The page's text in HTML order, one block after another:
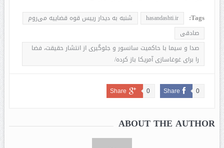
Tags:
hasandashti.ir
شنبه به دیدار رییس‌ قوه قضاییه می‌روم
صادقی
صدا و سیما با حاکمیت سانسور و جلوگیری از انتشار حقیقت، فضا
را برای غوغاسازی آمریکا باز کرده/
Share 0
Share 0
ABOUT THE AUTHOR